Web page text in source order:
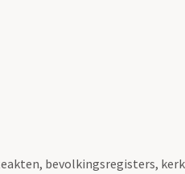
bevolkingsregisters,